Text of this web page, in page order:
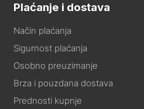
Plaćanje i dostava
Način plaćanja
Sigurnost plaćanja
Osobno preuzimanje
Brza i pouzdana dostava
Prednosti kupnje